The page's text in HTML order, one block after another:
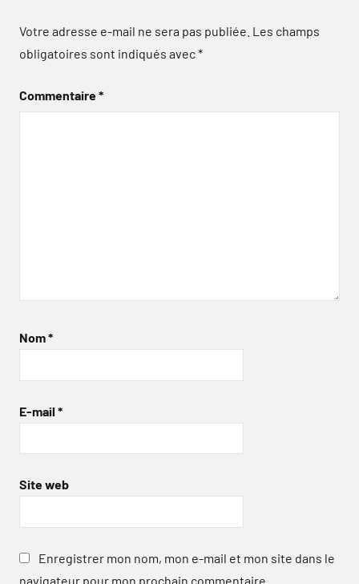
Votre adresse e-mail ne sera pas publiée. Les champs
obligatoires sont indiqués avec*
Commentaire*
Nom*
E-mail *
Site web
Enregistrer mon nom, mon e-mail et mon site dans le
navigateur pour mon prochain commentaire.